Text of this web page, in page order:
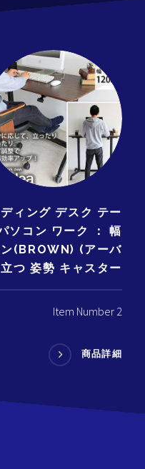
ィング デスク テー
ソコン ワーク ： 幅
(BROWN) (アーバ
つ 姿勢 キャスター
Item Number 2
商品詳細